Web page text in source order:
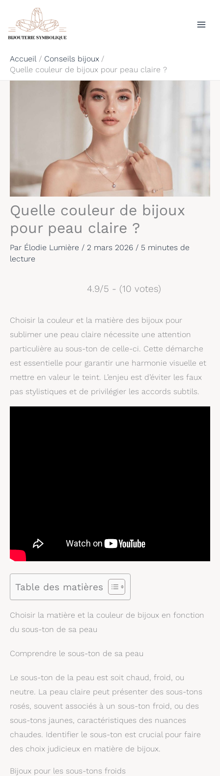
contenu
Accueil
Conseils bijoux
Quelle couleur de bijoux pour peau claire ?
Quelle couleur de bijoux
pour peau claire ?
Par Élodie Lumière / 2 mars 2026 / 5 minutes de
lecture
4.9/5 - (10 votes)
Choisir la couleur et la matière des bijoux pour
sublimer une peau claire nécessite une attention
particulière au sous-ton de celle-ci. Cette démarche
est essentielle pour garantir une harmonie visuelle et
mettre en valeur le teint. L’enjeu est d’éviter les faux
pas stylistiques et de privilégier les accords subtils.
Table des matières
Choisir la matière et la couleur de bijoux en fonction
du sous-ton de sa peau
Comprendre le sous-ton de sa peau
Le sous-ton de la peau est soit chaud, froid, ou
neutre. La peau claire peut présenter des sous-tons
rosés, souvent associés à un sous-ton froid, ou des
sous-tons jaunes, caractéristiques des nuances
chaudes. Identifier le sous-ton est crucial pour faire
des choix judicieux en matière de bijoux.
Bijoux pour les sous-tons froids
Rechercher